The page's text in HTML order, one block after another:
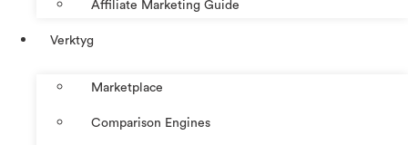
Affiliate Marketing Guide
Verktyg
Marketplace
Comparison Engines